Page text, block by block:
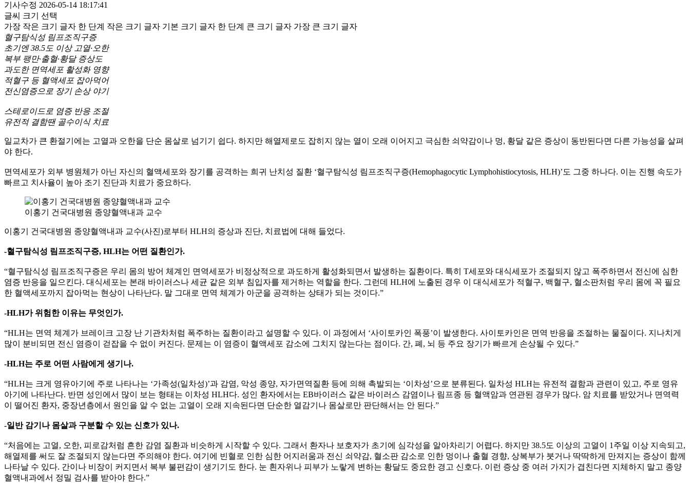
기사수정 2026-05-14 18:17:41
글씨 크기 선택
가장 작은 크기 글자 한 단계 작은 크기 글자 기본 크기 글자 한 단계 큰 크기 글자 가장 큰 크기 글자
혈구탐식성 림프조직구증
초기엔 38.5도 이상 고열·오한
복부 팽만·출혈·황달 증상도
과도한 면역세포 활성화 영향
적혈구 등 혈액세포 잡아먹어
전신염증으로 장기 손상 야기
스테로이드로 염증 반응 조절
유전적 결함땐 골수이식 치료
일교차가 큰 환절기에는 고열과 오한을 단순 몸살로 넘기기 쉽다. 하지만 해열제로도 잡히지 않는 열이 오래 이어지고 극심한 쇠약감이나 멍, 황달 같은 증상이 동반된다면 다른 가능성을 살펴
야 한다.
면역세포가 외부 병원체가 아닌 자신의 혈액세포와 장기를 공격하는 희귀 난치성 질환 ‘혈구탐식성 림프조직구증(Hemophagocytic Lymphohistiocytosis, HLH)’도 그중 하나다. 이는 진행 속도가
빠르고 치사율이 높아 조기 진단과 치료가 중요하다.
이홍기 건국대병원 종양혈액내과 교수
이홍기 건국대병원 종양혈액내과 교수(사진)로부터 HLH의 증상과 진단, 치료법에 대해 들었다.
-혈구탐식성 림프조직구증, HLH는 어떤 질환인가.
“혈구탐식성 림프조직구증은 우리 몸의 방어 체계인 면역세포가 비정상적으로 과도하게 활성화되면서 발생하는 질환이다. 특히 T세포와 대식세포가 조절되지 않고 폭주하면서 전신에 심한
염증 반응을 일으킨다. 대식세포는 본래 바이러스나 세균 같은 외부 침입자를 제거하는 역할을 한다. 그런데 HLH에 노출된 경우 이 대식세포가 적혈구, 백혈구, 혈소판처럼 우리 몸에 꼭 필요
한 혈액세포까지 잡아먹는 현상이 나타난다. 말 그대로 면역 체계가 아군을 공격하는 상태가 되는 것이다.”
-HLH가 위험한 이유는 무엇인가.
“HLH는 면역 체계가 브레이크 고장 난 기관차처럼 폭주하는 질환이라고 설명할 수 있다. 이 과정에서 ‘사이토카인 폭풍’이 발생한다. 사이토카인은 면역 반응을 조절하는 물질이다. 지나치게
많이 분비되면 전신 염증이 걷잡을 수 없이 커진다. 문제는 이 염증이 혈액세포 감소에 그치지 않는다는 점이다. 간, 폐, 뇌 등 주요 장기가 빠르게 손상될 수 있다.”
-HLH는 주로 어떤 사람에게 생기나.
“HLH는 크게 영유아기에 주로 나타나는 ‘가족성(일차성)’과 감염, 악성 종양, 자가면역질환 등에 의해 촉발되는 ‘이차성’으로 분류된다. 일차성 HLH는 유전적 결함과 관련이 있고, 주로 영유
아기에 나타난다. 반면 성인에서 많이 보는 형태는 이차성 HLH다. 성인 환자에서는 EB바이러스 같은 바이러스 감염이나 림프종 등 혈액암과 연관된 경우가 많다. 암 치료를 받았거나 면역력
이 떨어진 환자, 중장년층에서 원인을 알 수 없는 고열이 오래 지속된다면 단순한 열감기나 몸살로만 판단해서는 안 된다.”
-일반 감기나 몸살과 구분할 수 있는 신호가 있나.
“처음에는 고열, 오한, 피로감처럼 흔한 감염 질환과 비슷하게 시작할 수 있다. 그래서 환자나 보호자가 초기에 심각성을 알아차리기 어렵다. 하지만 38.5도 이상의 고열이 1주일 이상 지속되고,
해열제를 써도 잘 조절되지 않는다면 주의해야 한다. 여기에 빈혈로 인한 심한 어지러움과 전신 쇠약감, 혈소판 감소로 인한 멍이나 출혈 경향, 상복부가 붓거나 딱딱하게 만져지는 증상이 함께
나타날 수 있다. 간이나 비장이 커지면서 복부 불편감이 생기기도 한다. 눈 흰자위나 피부가 노랗게 변하는 황달도 중요한 경고 신호다. 이런 증상 중 여러 가지가 겹친다면 지체하지 말고 종양
혈액내과에서 정밀 검사를 받아야 한다.”